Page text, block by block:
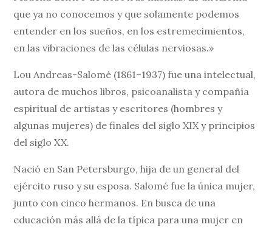
que ya no conocemos y que solamente podemos
entender en los sueños, en los estremecimientos,
en las vibraciones de las células nerviosas.»
Lou Andreas-Salomé (1861–1937) fue una intelectual,
autora de muchos libros, psicoanalista y compañía
espiritual de artistas y escritores (hombres y
algunas mujeres) de finales del siglo XIX y principios
del siglo XX.
Nació en San Petersburgo, hija de un general del
ejército ruso y su esposa. Salomé fue la única mujer,
junto con cinco hermanos. En busca de una
educación más allá de la típica para una mujer en